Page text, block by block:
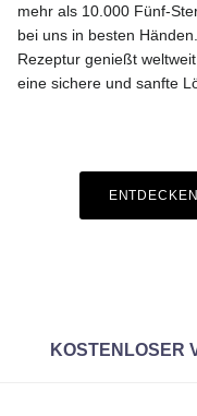
mehr als 10.000 Fünf-
bei uns in besten
Rezeptur genießt
eine sichere und sanfte
KOSTENLOSER